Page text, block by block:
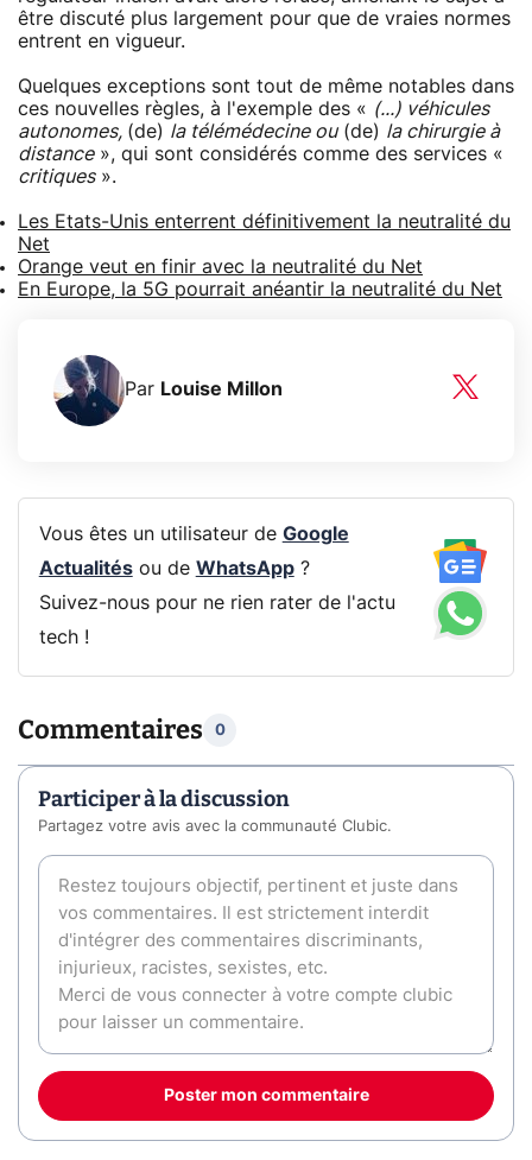
être discuté plus largement pour que de vraies normes
entrent en vigueur.
Quelques exceptions sont tout de même notables dans
ces nouvelles règles, à l'exemple des « (...) véhicules
autonomes, (de) la télémédecine ou(de) la chirurgie à
distance», qui sont considérés comme des services «
critiques».
Les Etats-Unis enterrent définitivement la neutralité du
Net
Orange veut en finir avec la neutralité du Net
En Europe, la 5G pourrait anéantir la neutralité du Net
Par Louise Millon
Vous êtes un utilisateur de Google
Actualitésou de WhatsApp?
Suivez-nous pour ne rien rater de l'actu
tech !
Commentaires 0
Participer à la discussion
Partagez votre avis avec la communauté Clubic.
Poster mon commentaire